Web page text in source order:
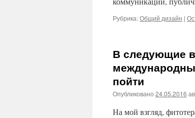
Рубрика:Общий дизайн |
В следующие
пойти
Опубликовано 24.05.2016
На мой взгляд,